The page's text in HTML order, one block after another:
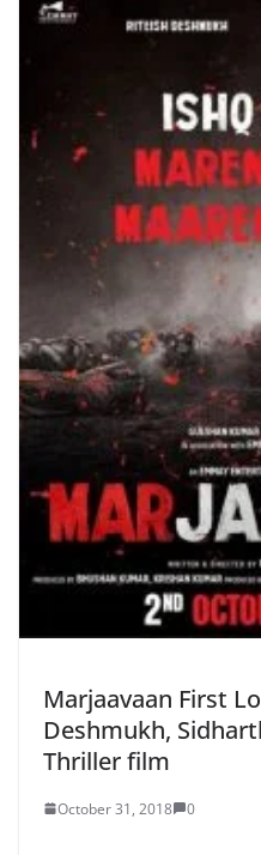
Marjaavaan First
Deshmukh,
Thriller film
October 31, 2018 0